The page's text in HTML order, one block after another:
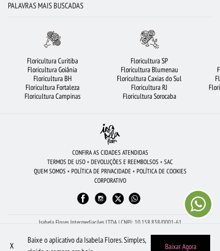
FLORICULTURA CAMPINAS FLORICULTURA RIBEIRÃO PRETO
FLORICULTURA SALVADOR FLORICULTURA SANTO ANDRÉ
RAMALHETE DE FLORES CIDADES MAIS PROCURADAS
MAIS BUSCADOS
FLORICULTURA SP
VIOLETA CESTA DE CAFÉ DA MANHÃ FLORICULTURA BELÉM
FLORICULTURA RECIFE
FLORICULTURA BARUERI CESTA DE FRUTAS
FLORICULTURA SÃO BERNARDO DO CAMPO FLORICULTURA GOIÂNIA
PALAVRAS MAIS BUSCADAS
Floricultura Curitiba
Floricultura Goiânia
Floricultura BH
Floricultura Fortaleza
Floricultura Campinas
Floricultura SP
Floricultura Blumenau
Floricultura Caxias do Sul
Floricultura RJ
Floricultura Sorocaba
CONFIRA AS CIDADES ATENDIDAS
TERMOS DE USO • DEVOLUÇÕES E REEMBOLSOS • SAC
QUEM SOMOS • POLÍTICA DE PRIVACIDADE • POLÍTICA DE COOKIES
CORPORATIVO
Isabela Flores Intermediações LTDA | CNPJ: 10.158.838/0001-61
Peça pelo WhatsApp: (19) 98605-1504
X
Baixe o aplicativo da Isabela Flores. Simples,
Baixar Agora